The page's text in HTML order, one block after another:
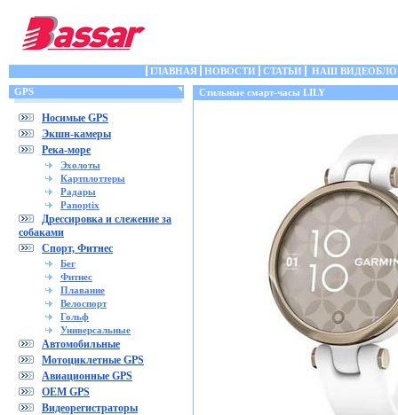
ГЛАВНАЯ НОВОСТИ СТАТЬИ
НАШ
GPS
Носимые GPS
Экшн-камеры
Река-море
Эхолоты
Картплоттеры
Радары
Panoptix
Дрессировка и слежение за
собаками
Спорт, Фитнес
Бег
Фитнес
Плавание
Велоспорт
Гольф
Универсальные
Автомобильные
Мотоциклетные GPS
Авиационные GPS
OEM GPS
Видеорегистраторы
Стильные смарт-часы LILY